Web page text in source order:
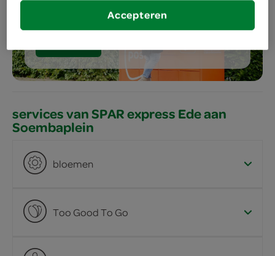
meer services
services van SPAR express Ede aan
Soembaplein
bloemen
Too Good To Go
Accepteren